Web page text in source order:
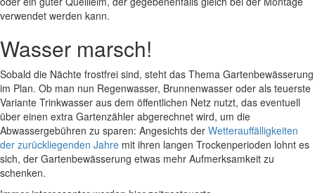
verwendet werden kann.
Wasser marsch!
Sobald die Nächte frostfrei sind, steht das Thema Gartenbewässerung
im Plan. Ob man nun Regenwasser, Brunnenwasser oder als teuerste
Variante Trinkwasser aus dem öffentlichen Netz nutzt, das eventuell
über einen extra Gartenzähler abgerechnet wird, um die
Abwassergebühren zu sparen: Angesichts der Wetterauffälligkeiten
der zurückliegenden Jahre mit ihren langen Trockenperioden lohnt es
sich, der Gartenbewässerung etwas mehr Aufmerksamkeit zu
schenken.